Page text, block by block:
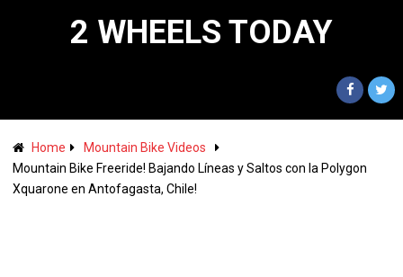
2 WHEELS TODAY
Home
Mountain Bike Videos
Mountain Bike Freeride! Bajando Líneas y Saltos con la Polygon
Xquarone en Antofagasta, Chile!